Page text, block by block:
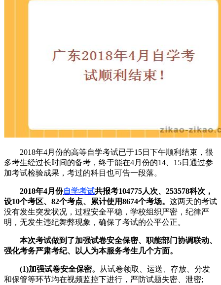
2018年4月份的高等自学考试已于15日下午顺利结束，很
多考生经过长时间的备考，终于能在4月份的14、15日通过参
加考试检验成果，考过的科目也可告一段落。
2018年4月份自学考试共报考104775人次、253578科次，
设10个考区、82个考点、累计使用8674个考场。 这两天的考试
没有发生突发状况，过程安全平稳，学校组织严密，纪律严
明，无发生违纪舞弊现象，确保了考试的公平公正。
本次考试做到了加强试卷安全保密、职能部门协调联动、
强化考务严肃考纪、以人为本服务考生几个方面。
(1)加强试卷安全保密。
从试卷领取、运送、存放、分发
和保管等环节均在视频监控下进行，严防试题失密、泄密;